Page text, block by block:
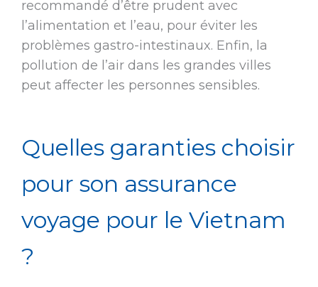
recommandé d’être prudent avec
l’alimentation et l’eau, pour éviter les
problèmes gastro-intestinaux. Enfin, la
pollution de l’air dans les grandes villes
peut affecter les personnes sensibles.
Quelles garanties choisir
pour son assurance
voyage pour le Vietnam
?